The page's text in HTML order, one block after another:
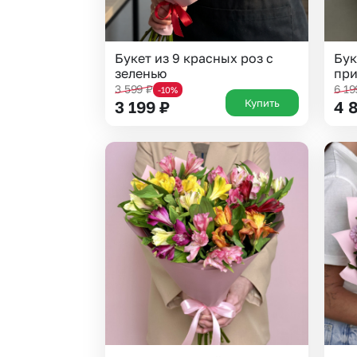
Букет из 9 красных роз с
зеленью
3 599₽ -10%
3 199 ₽ Купить
6
4